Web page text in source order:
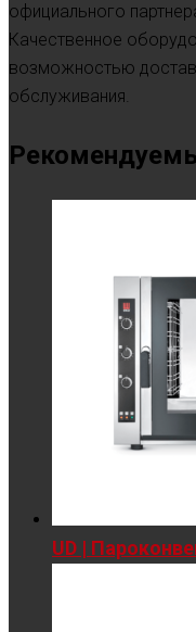
официального
Качественное
возможностью
обслуживания.
UD |